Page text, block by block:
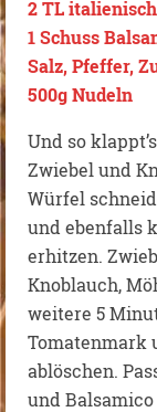
2 TL
1 Schuss
Salz, Pfeffer,
500g Nudeln
Und so
Zwiebel und
Würfel
und ebenfalls
erhitzen.
Knoblauch,
weitere 5
Tomatenmark
ablöschen.
und